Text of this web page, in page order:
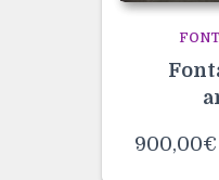
900,00€